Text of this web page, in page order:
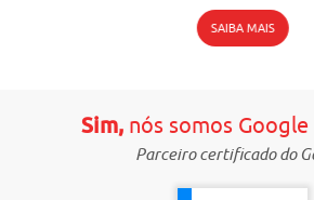
SAIBA MAIS
Sim,nós somos Google
Parceiro certificado do